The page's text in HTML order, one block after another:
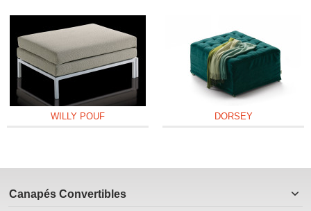
WILLY POUF DORSEY
Canapés Convertibles